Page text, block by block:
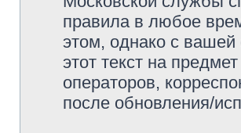
правила в любое
этом, однако с
этот текст на
операторов,
после обновления/